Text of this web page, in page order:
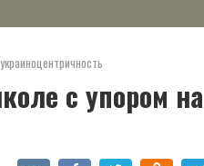
с упором на